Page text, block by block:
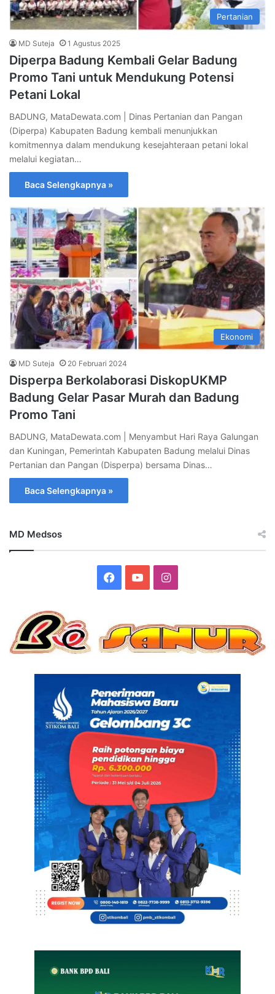
Pertanian
MD Suteja 1 Agustus 2025
Diperpa Badung Kembali Gelar Badung
Promo Tani untuk Mendukung Potensi
Petani Lokal
BADUNG, MataDewata.com | Dinas Pertanian dan Pangan
(Diperpa) Kabupaten Badung kembali menunjukkan
komitmennya dalam mendukung kesejahteraan petani lokal
melalui kegiatan…
Baca Selengkapnya »
Ekonomi
MD Suteja 20 Februari 2024
Disperpa Berkolaborasi DiskopUKMP
Badung Gelar Pasar Murah dan Badung
Promo Tani
BADUNG, MataDewata.com | Menyambut Hari Raya Galungan
dan Kuningan, Pemerintah Kabupaten Badung melalui Dinas
Pertanian dan Pangan (Disperpa) bersama Dinas…
Baca Selengkapnya »
MD Medsos
Facebook
YouTubeInstagram